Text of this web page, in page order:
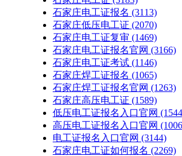
石家庄电工证报名 (3113)
石家庄低压电工证 (2070)
石家庄电工证复审 (1469)
石家庄电工证报名官网 (3166)
石家庄电工证考试 (1146)
石家庄焊工证报名 (1065)
石家庄焊工证报名官网 (1263)
石家庄高压电工证 (1589)
低压电工证报名入口官网
高压电工证报名入口官网
电工证报名入口官网 (3144)
石家庄电工证如何报名 (2269)